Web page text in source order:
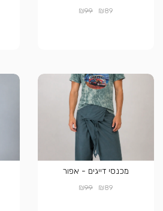
₪89
₪99
מכנסי דייגים - אפור
₪89
₪99